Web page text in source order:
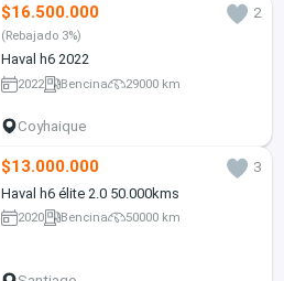
$16.500.000 2
(Rebajado 3%)
Haval h6 2022
2022 Bencina 29000 km
Coyhaique
$13.000.000
3
Haval h6 élite 2.0 50.000kms
2020 Bencina 50000 km